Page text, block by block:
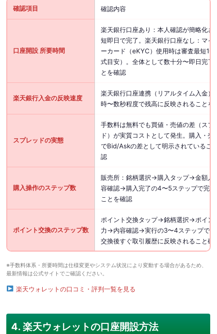
確認項目 確認内容
口座開設 所要時間
楽天銀行口座あり：本人確認が簡略化さ
短即日で完了。楽天銀行口座なし：マイ
ーカード（eKYC）使用時は審査最短10
式目安）。全体として数十分〜即日完了
とを確認
楽天銀行入金の反映速度
楽天銀行口座連携（リアルタイム入金）
時〜数秒程度で残高に反映されることを
スプレッドの実態
手数料は無料でも買値・売値の差（スプ
ド）が実質コストとして発生。購入・売
でBid/Askの差として明示されているこ
認
購入操作のステップ数
販売所：銘柄選択→購入タップ→金額
容確認→購入完了の4〜5ステップで完了
ことを確認
ポイント交換のステップ数
ポイント交換タップ→銘柄選択→ポイン
力→内容確認→実行の3〜4ステップで完
交換後すぐ取引履歴に反映されること確
※手数料体系・所要時間は仕様変更やシステム状況により変動する場合があるため、
最新情報は公式サイトでご確認ください。
楽天ウォレットの口コミ・評判一覧を見る
4. 楽天ウォレットの口座開設方法